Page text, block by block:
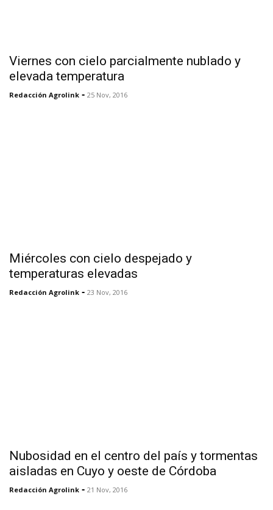
Viernes con cielo parcialmente nublado y
elevada temperatura
Redacción Agrolink - 25 Nov, 2016
Miércoles con cielo despejado y
temperaturas elevadas
Redacción Agrolink - 23 Nov, 2016
Nubosidad en el centro del país y tormentas
aisladas en Cuyo y oeste de Córdoba
Redacción Agrolink - 21 Nov, 2016